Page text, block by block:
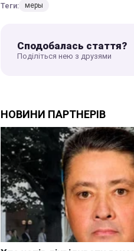
Теги: меры
Сподобалась стаття?
Поділіться нею з друзями